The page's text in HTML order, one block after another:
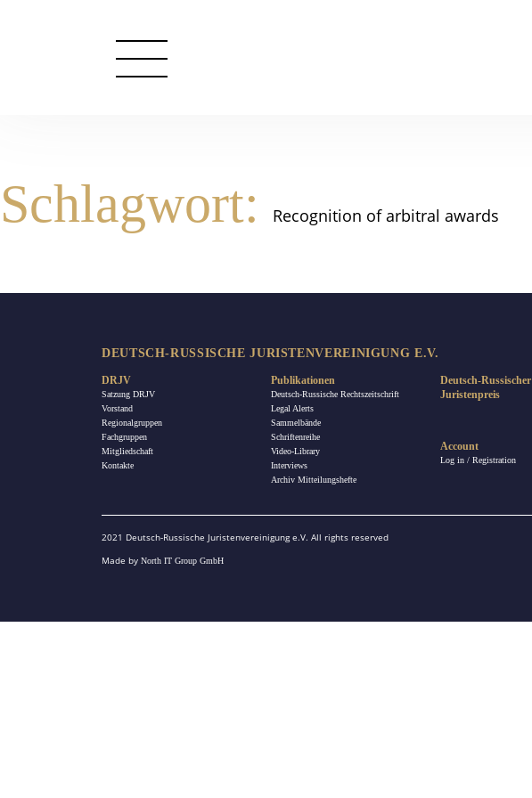
Schlagwort: Recognition of arbitral awards
DEUTSCH-RUSSISCHE JURISTENVEREINIGUNG E.V.
DRJV
Satzung DRJV
Vorstand
Regionalgruppen
Fachgruppen
Mitgliedschaft
Kontakte
Publikationen
Deutsch-Russische Rechtszeitschrift
Legal Alerts
Sammelbände
Schriftenreihe
Video-Library
Interviews
Archiv Mitteilungshefte
Deutsch-Russischer
Juristenpreis
Account
Log in / Registration
2021 Deutsch-Russische Juristenvereinigung e.V. All rights reserved
Made by North IT Group GmbH